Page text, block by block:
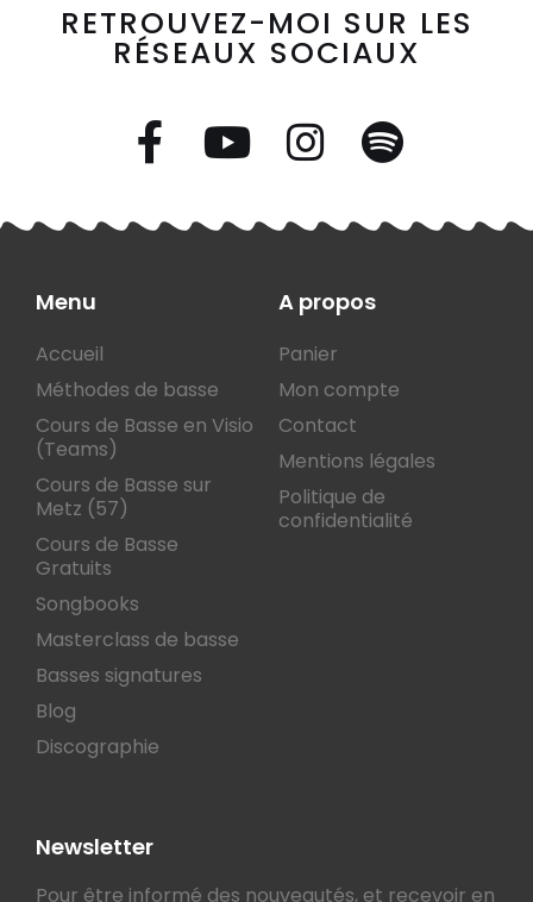
RETROUVEZ-MOI SUR LES
RÉSEAUX SOCIAUX
Menu
Accueil
Méthodes de basse
Cours de Basse en Visio
(Teams)
Cours de Basse sur
Metz (57)
Cours de Basse
Gratuits
Songbooks
Masterclass de basse
Basses signatures
Blog
Discographie
A propos
Panier
Mon compte
Contact
Mentions légales
Politique de
confidentialité
Newsletter
Pour être informé des nouveautés, et recevoir en